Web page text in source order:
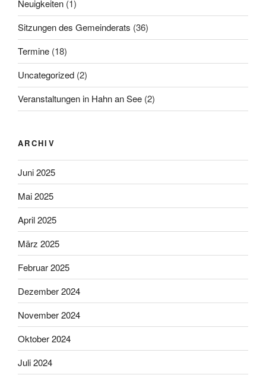
Neuigkeiten (1)
Sitzungen des Gemeinderats (36)
Termine (18)
Uncategorized (2)
Veranstaltungen in Hahn an See (2)
ARCHIV
Juni 2025
Mai 2025
April 2025
März 2025
Februar 2025
Dezember 2024
November 2024
Oktober 2024
Juli 2024